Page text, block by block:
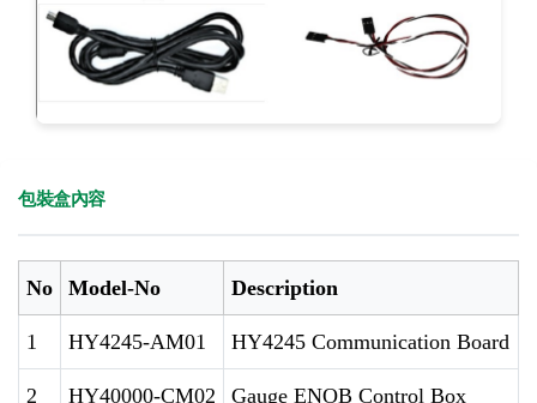
包裝盒內容
No Model-No Description
1 HY4245-AM01 HY4245 Communication Board
2 HY40000-CM02 Gauge ENOB Control Box